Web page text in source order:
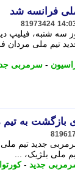
فرانسه شد
81973424
سه شنبه، فیلیپ
تیم ملی مردان
- سرمربی
بازگشت به تیم
جدید تیم
ملی بلژیک، ...
جدید -کورتوا